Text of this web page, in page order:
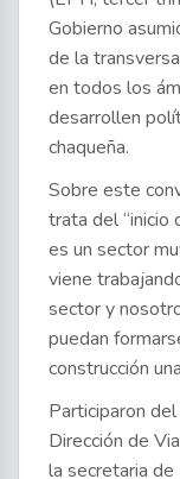
Gobierno
de la
en todos los
desarrollen
chaqueña.
Sobre este
trata del “inicio
es un sector
viene
sector y
puedan
construcción
Participaron
Dirección de
la secretaria de